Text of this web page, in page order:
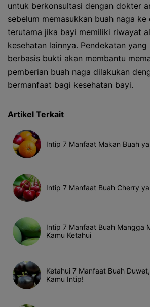
untuk berkonsultasi dengan dokter
sebelum memasukkan buah naga
terutama jika bayi memiliki riwayat
kesehatan lainnya. Pendekatan
berbasis bukti akan membantu
pemberian buah naga dilakukan
bermanfaat bagi kesehatan bayi.
Artikel Terkait
Intip 7 Manfaat Makan Buah
Intip 7 Manfaat Buah Cherry
Intip 7 Manfaat Buah Mangga
Kamu Ketahui
Ketahui 7 Manfaat Buah
Kamu Intip!